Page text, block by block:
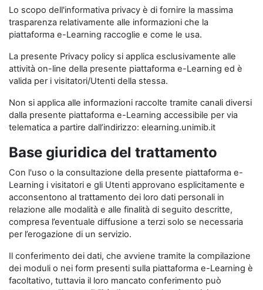
Lo scopo dell'informativa privacy è di fornire la massima
trasparenza relativamente alle informazioni che la
piattaforma e-Learning raccoglie e come le usa.
La presente Privacy policy si applica esclusivamente alle
attività on-line della presente piattaforma e-Learning ed è
valida per i visitatori/Utenti della stessa.
Non si applica alle informazioni raccolte tramite canali diversi
dalla presente piattaforma e-Learning accessibile per via
telematica a partire dall’indirizzo: elearning.unimib.it
Base giuridica del trattamento
Con l'uso o la consultazione della presente piattaforma e-
Learning i visitatori e gli Utenti approvano esplicitamente e
acconsentono al trattamento dei loro dati personali in
relazione alle modalità e alle finalità di seguito descritte,
compresa l’eventuale diffusione a terzi solo se necessaria
per l’erogazione di un servizio.
Il conferimento dei dati, che avviene tramite la compilazione
dei moduli o nei form presenti sulla piattaforma e-Learning è
facoltativo, tuttavia il loro mancato conferimento può